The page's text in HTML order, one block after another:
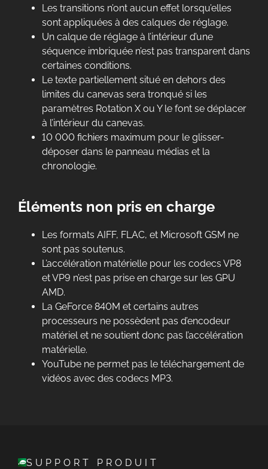
Les transitions n’ont aucun effet lorsqu’elles
sont appliquées à des calques de réglage.
Un calque de réglage à l’intérieur d’une
séquence imbriquée n’est pas transparent dans
certaines conditions.
Le texte partiellement situé en dehors des
limites du canevas sera tronqué si les
paramètres Rotation X ou Y le font se déplacer
à l’intérieur du canevas.
10 000 fichiers maximum pour le glisser-
déposer dans le panneau médias et la
chronologie.
Éléments non pris en charge
Les formats AIFF, FLAC, et Microsoft GSM ne
sont pas soutenus.
L’accélération matérielle pour les codecs VP8
et VP9 n’est pas prise en charge sur les GPU
AMD.
La GeForce 840M et certains autres
processeurs ne possèdent pas d’encodeur
matériel et ne soutient donc pas l’accélération
matérielle.
YouTube ne permet pas le téléchargement de
vidéos avec des codecs MP3.
SUPPORT PRODUIT